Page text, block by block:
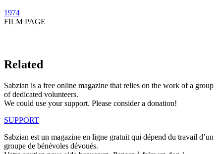
1974
FILM PAGE
Related
Sabzian is a free online magazine that relies on the work of a group
of dedicated volunteers.
We could use your support. Please consider a donation!
SUPPORT
Sabzian est un magazine en ligne gratuit qui dépend du travail d’un
groupe de bénévoles dévoués.